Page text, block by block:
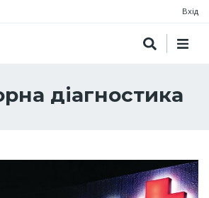
Вхід
діагностика